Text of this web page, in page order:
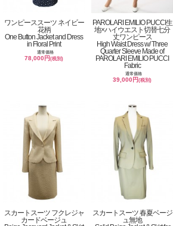
ワンピーススーツ ネイビー
花柄
One Button Jacket and Dress
in Floral Print
通常価格
78,000円(税別)
PAROLARI EMILIO PUCCI生
地×ハイウエスト切替七分
丈ワンピース
High Waist Dress w/ Three
Quarter Sleeve Made of
PAROLARI EMILIO PUCCI
Fabric
通常価格
39,000円(税別)
スカートスーツ フクレジャ
カードベージュ
スカートスーツ 春夏ベージ
ュ無地